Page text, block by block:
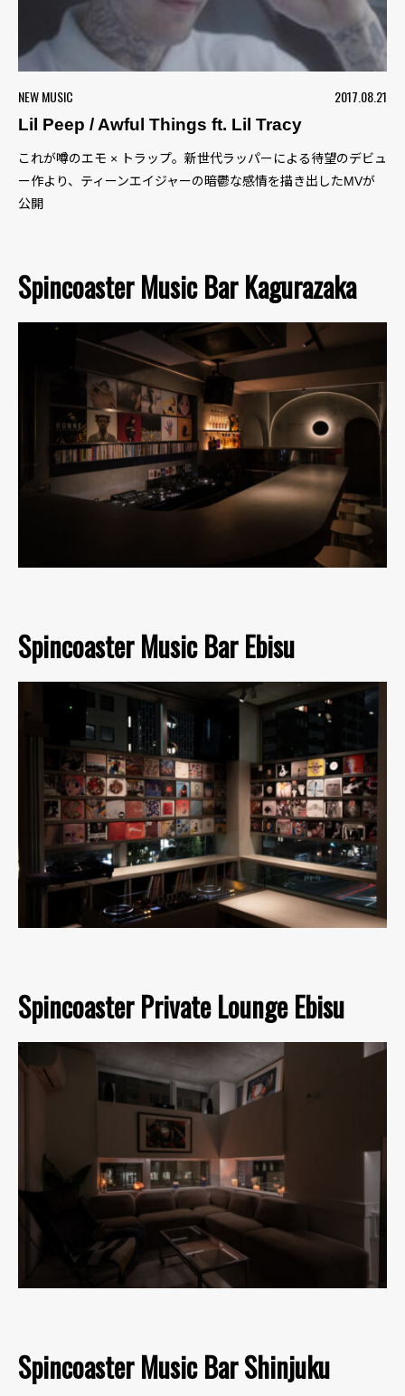
NEW MUSIC
2017.08.21
Lil Peep / Awful Things ft. Lil Tracy
これが噂のエモ × トラップ。新世代ラッパーによる待望のデビュ
ー作より、ティーンエイジャーの暗鬱な感情を描き出したMVが
公開
Spincoaster Music Bar Kagurazaka
Spincoaster Music Bar Ebisu
Spincoaster Private Lounge Ebisu
Spincoaster Music Bar Shinjuku